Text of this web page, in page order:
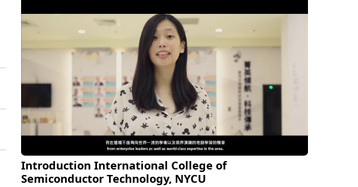
Introduction International College of
Semiconductor Technology, NYCU